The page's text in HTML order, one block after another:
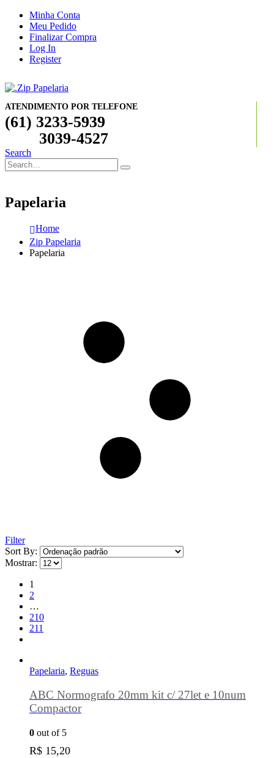
Minha Conta
Meu Pedido
Finalizar Compra
Log In
Register
ATENDIMENTO POR TELEFONE
(61) 3233-5939
3039-4527
Search
Papelaria
Home
Zip Papelaria
Papelaria
Filter
Sort By:
Mostrar:
1
2
…
210
211
Papelaria, Reguas
ABC Normografo 20mm kit c/ 27let e 10num
Compactor
0 out of 5
R$ 15,20